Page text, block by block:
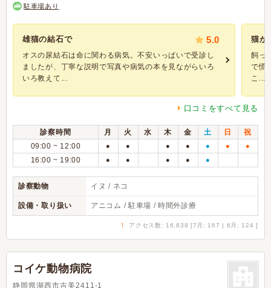
駐車場あり
雄猫の結石で 5.0
オスの尿結石は命に関わる病気。不安いっぱいで受診し
ましたが、丁寧な説明で写真や病気の本を見ながらいろ
いろ教えて...
猫が
飼っ
で慌
こ...
口コミをすべて見る
診察時間 月 火 水 木 金 土 日
祝
09:00 ~ 12:00
● ● ● ● ● ● ●
16:00 ~ 19:00 ● ● ● ● ●
診察動物 イヌ / ネコ
設備・取り扱い アニコム / 駐車場 / 時間外診療
↑ アクセス数: 16,838 [7月: 167 | 6月: 124 ]
コイケ動物病院
静岡県湖西市吉美2411-1